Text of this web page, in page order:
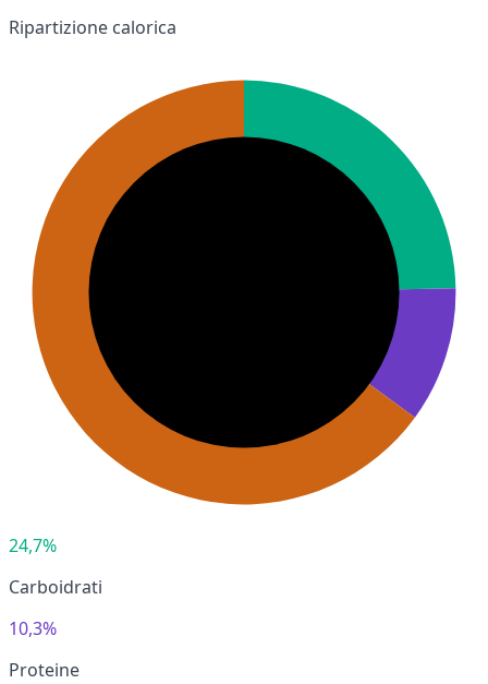
Ripartizione calorica
24,7%
Carboidrati
10,3%
Proteine